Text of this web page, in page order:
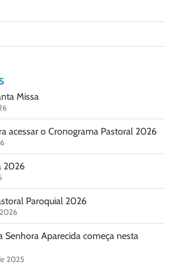
Missa
acessar o Cronograma Pastoral 2026
2026
Paroquial 2026
Senhora Aparecida começa nesta
2025